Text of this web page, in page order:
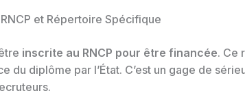
et Répertoire Spécifique
inscrite au RNCP pour être financée. Ce
du diplôme par l’État. C’est un gage de